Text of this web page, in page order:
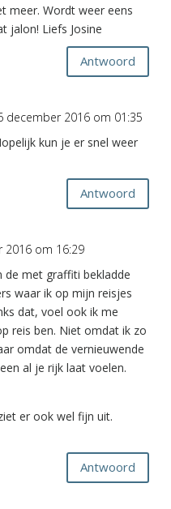
meer. Wordt weer eens
jalon! Liefs Josine
Antwoord
december 2016 om 01:35
kun je er snel weer
Antwoord
2016 om 16:29
de met graffiti bekladde
waar ik op mijn reisjes
dat, voel ook ik me
reis ben. Niet omdat ik zo
omdat de vernieuwende
al je rijk laat voelen.
er ook wel fijn uit.
Antwoord